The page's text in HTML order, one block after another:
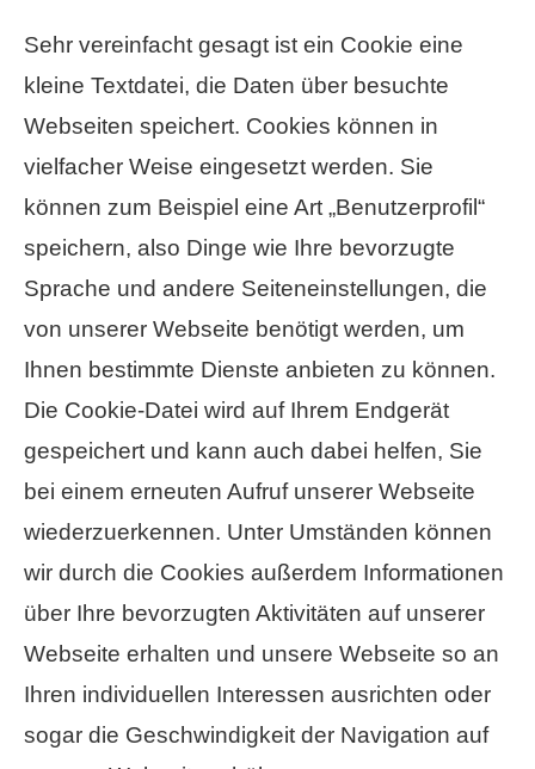
Sehr vereinfacht gesagt ist ein Cookie eine
kleine Textdatei, die Daten über besuchte
Webseiten speichert. Cookies können in
vielfacher Weise eingesetzt werden. Sie
können zum Beispiel eine Art „Benutzerprofil“
speichern, also Dinge wie Ihre bevorzugte
Sprache und andere Seiteneinstellungen, die
von unserer Webseite benötigt werden, um
Ihnen bestimmte Dienste anbieten zu können.
Die Cookie-Datei wird auf Ihrem Endgerät
gespeichert und kann auch dabei helfen, Sie
bei einem erneuten Aufruf unserer Webseite
wiederzuerkennen. Unter Umständen können
wir durch die Cookies außerdem Informationen
über Ihre bevorzugten Aktivitäten auf unserer
Webseite erhalten und unsere Webseite so an
Ihren individuellen Interessen ausrichten oder
sogar die Geschwindigkeit der Navigation auf